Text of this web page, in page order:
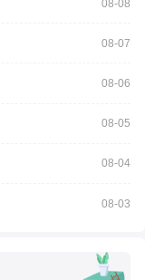
08-08
08-07
08-06
08-05
08-04
08-03